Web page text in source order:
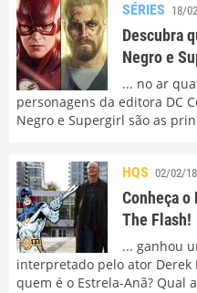
SÉRIES 18/
Descubra
Negro e
... no ar
personagens da editora DC
Negro e Supergirl são as
HQS 02/02/18
Conheça
The Flash!
... ganhou
interpretado pelo ator Derek
quem é o Estrela-Anã? Qual